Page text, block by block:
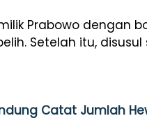
Prabowo dengan
Setelah itu,
Catat Jumlah